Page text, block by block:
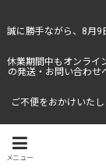
誠に勝手ながら、8月9
休業期間中もオンライ
の発送・お問い合わせ
ご不便をおかけいた
メニュー